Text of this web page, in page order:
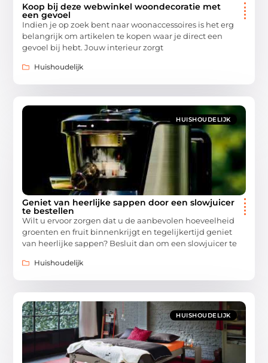
Koop bij deze webwinkel woondecoratie met
een gevoel
Indien je op zoek bent naar woonaccessoires is het erg
belangrijk om artikelen te kopen waar je direct een
gevoel bij hebt. Jouw interieur zorgt
Huishoudelijk
HUISHOUDELIJK
Geniet van heerlijke sappen door een slowjuicer
te bestellen
Wilt u ervoor zorgen dat u de aanbevolen hoeveelheid
groenten en fruit binnenkrijgt en tegelijkertijd geniet
van heerlijke sappen? Besluit dan om een slowjuicer te
Huishoudelijk
HUISHOUDELIJK